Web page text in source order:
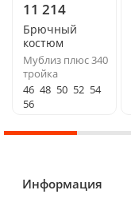
11 214
Брючный
костюм
Мублиз плюс 340
тройка
46 48 50 52 54
56
Информация